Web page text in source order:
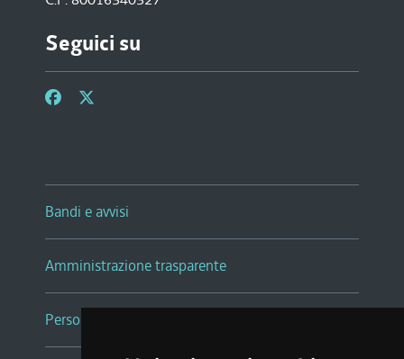
Seguici su
Bandi e avvisi
Amministrazione trasparente
Persone e Uffici